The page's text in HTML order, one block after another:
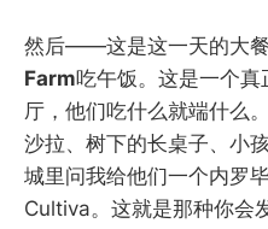
然后——这是这一天的大
Farm吃午饭。这是一个
厅，他们吃什么就端什么
沙拉、树下的长桌子、小
城里问我给他们一个内罗
Cultiva。这就是那种你会